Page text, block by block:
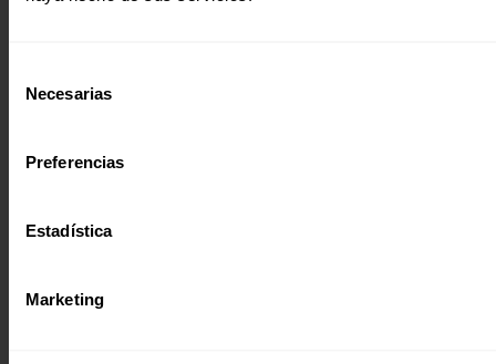
Necesarias
Preferencias
Estadística
Marketing